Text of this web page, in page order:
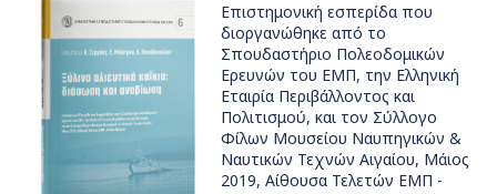
Επιστημονική εσπερίδα που
διοργανώθηκε από το
Σπουδαστήριο Πολεοδομικών
Ερευνών του ΕΜΠ, την Ελληνική
Εταιρία Περιβάλλοντος και
Πολιτισμού, και τον Σύλλογο
Φίλων Μουσείου Ναυπηγικών &
Ναυτικών Τεχνών Αιγαίου, Μάιος
2019, Αίθουσα Τελετών ΕΜΠ -